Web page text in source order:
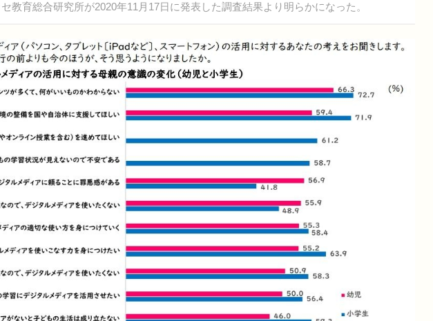
教育総合研究所が2020年11月17日に発表した調査結果より明らかになった。